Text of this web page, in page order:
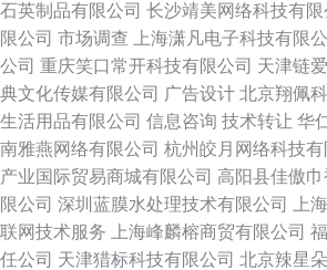
石英制品有限公司 长沙靖美网络科技有限
限公司 市场调查 上海潇凡电子科技有限
公司 重庆笑口常开科技有限公司 天津链
典文化传媒有限公司 广告设计 北京翔佩
生活用品有限公司 信息咨询 技术转让 华
南雅燕网络有限公司 杭州皎月网络科技有
产业国际贸易商城有限公司 高阳县佳傲
限公司 深圳蓝膜水处理技术有限公司 上
联网技术服务
上海峰麟榕商贸有限公司
任公司 天津猎标科技有限公司 北京辣星